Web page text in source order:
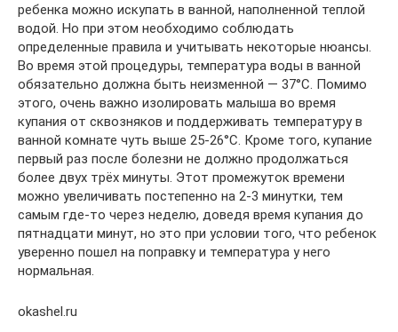
ребенка можно искупать в ванной, наполненной теплой
водой. Но при этом необходимо соблюдать
определенные правила и учитывать некоторые нюансы.
Во время этой процедуры, температура воды в ванной
обязательно должна быть неизменной — 37°С. Помимо
этого, очень важно изолировать малыша во время
купания от сквозняков и поддерживать температуру в
ванной комнате чуть выше 25-26°С. Кроме того, купание
первый раз после болезни не должно продолжаться
более двух трёх минуты. Этот промежуток времени
можно увеличивать постепенно на 2-3 минутки, тем
самым где-то через неделю, доведя время купания до
пятнадцати минут, но это при условии того, что ребенок
уверенно пошел на поправку и температура у него
нормальная.
okashel.ru